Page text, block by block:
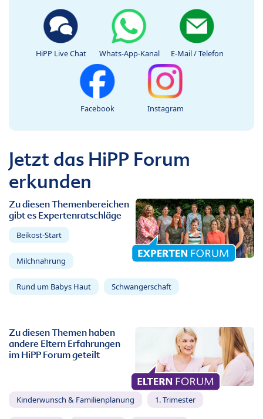
HiPP Live Chat Whats-App-Kanal E-Mail / Telefon
Facebook Instagram
Jetzt das HiPP Forum
erkunden
Zu diesen Themenbereichen
gibt es Expertenratschläge
Beikost-Start
Milchnahrung
Rund um Babys Haut Schwangerschaft
Zu diesen Themen haben
andere Eltern Erfahrungen
im HiPP Forum geteilt
Kinderwunsch & Familienplanung 1. Trimester